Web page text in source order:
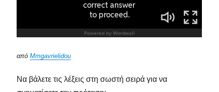
απόMmgavrielidou
Να βάλετε τις λέξεις στη σωστή σειρά για να